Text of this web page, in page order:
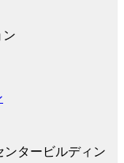
ンタービルディン